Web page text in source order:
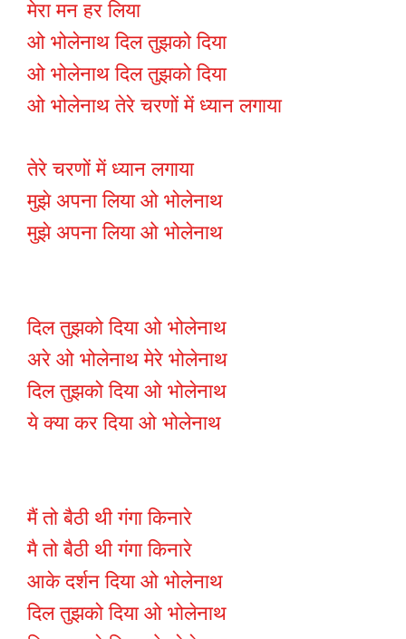
मेरा मन हर लिया
ओ भोलेनाथ दिल तुझको दिया
ओ भोलेनाथ दिल तुझको दिया
ओ भोलेनाथ तेरे चरणों में ध्यान लगाया
तेरे चरणों में ध्यान लगाया
मुझे अपना लिया ओ भोलेनाथ
मुझे अपना लिया ओ भोलेनाथ
दिल तुझको दिया ओ भोलेनाथ
अरे ओ भोलेनाथ मेरे भोलेनाथ
दिल तुझको दिया ओ भोलेनाथ
ये क्या कर दिया ओ भोलेनाथ
मैं तो बैठी थी गंगा किनारे
मै तो बैठी थी गंगा किनारे
आके दर्शन दिया ओ भोलेनाथ
दिल तुझको दिया ओ भोलेनाथ